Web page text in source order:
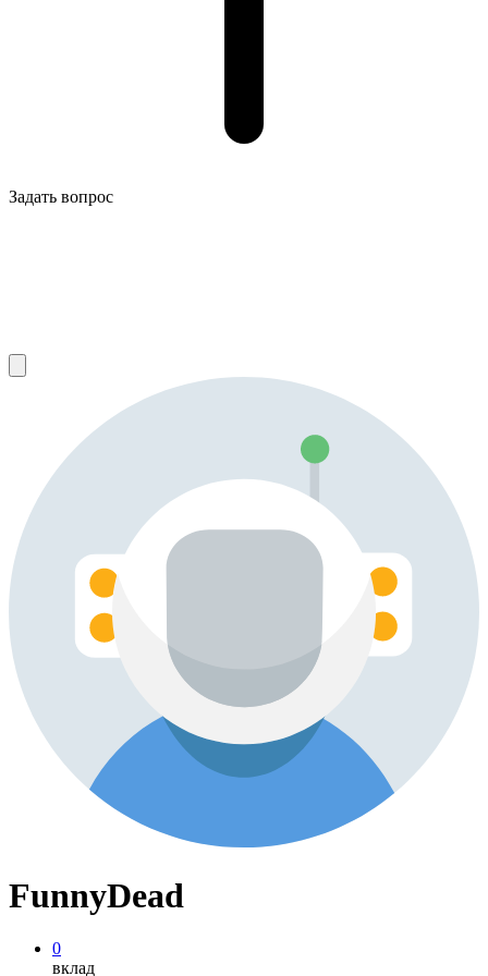
Задать вопрос
FunnyDead
0
вклад